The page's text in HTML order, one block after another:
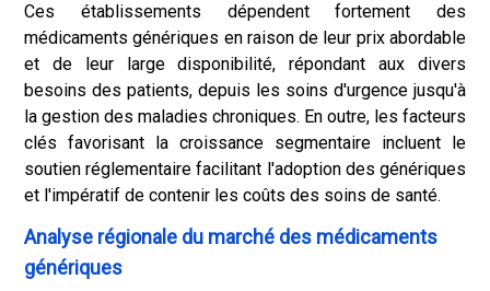
Ces établissements dépendent fortement des
médicaments génériques en raison de leur prix abordable
et de leur large disponibilité, répondant aux divers
besoins des patients, depuis les soins d'urgence jusqu'à
la gestion des maladies chroniques. En outre, les facteurs
clés favorisant la croissance segmentaire incluent le
soutien réglementaire facilitant l'adoption des génériques
et l'impératif de contenir les coûts des soins de santé.
Analyse régionale du marché des médicaments
génériques